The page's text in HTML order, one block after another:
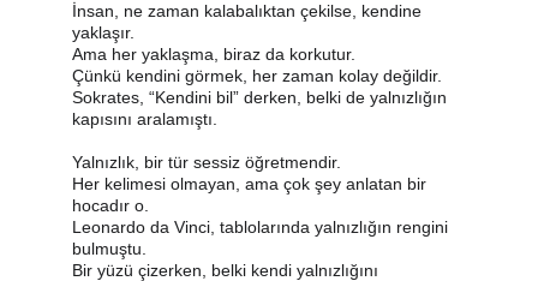
İnsan, ne zaman kalabalıktan çekilse, kendine
yaklaşır.
Ama her yaklaşma, biraz da korkutur.
Çünkü kendini görmek, her zaman kolay değildir.
Sokrates, “Kendini bil” derken, belki de yalnızlığın
kapısını aralamıştı.
Yalnızlık, bir tür sessiz öğretmendir.
Her kelimesi olmayan, ama çok şey anlatan bir
hocadır o.
Leonardo da Vinci, tablolarında yalnızlığın rengini
bulmuştu.
Bir yüzü çizerken, belki kendi yalnızlığını